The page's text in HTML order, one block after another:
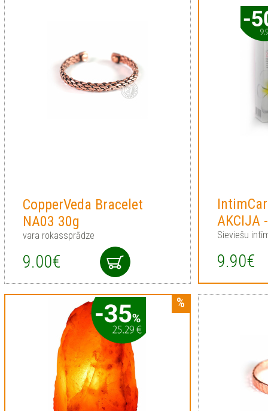
CopperVeda Bracelet
NA03 30g
vara rokassprādze
9.00€
AKCIJA
Sieviešu
9.90€